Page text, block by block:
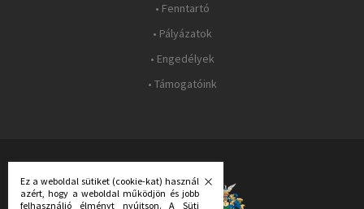
• Fenntartó
• Pályázatok
• Engedélyek
• Támogatóink
Ez a weboldal sütiket (cookie-kat) használ
azért, hogy a weboldal működjön és jobb
felhasználió élményt nyújtson. A Süti